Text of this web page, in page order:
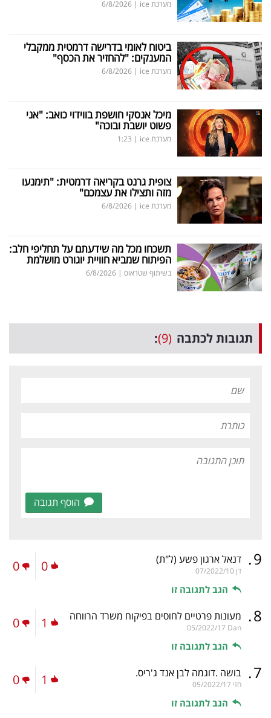
מערכת ice |
6/8/2026
ביטוח לאומי בדרישה דרמטית ממקבלי
המענקים: "להחזיר את הכסף"
מערכת ice |
6/8/2026
מיכל אנסקי חושפת בווידוי כואב: "אני
פשוט יושבת ובוכה"
מערכת ice |
1:23
צופית גרנט בקריאה דרמטית: "תימנעו
מזה ותצילו את עצמכם"
מערכת ice |
6/8/2026
תשכחו מכל מה שידעתם על תחליפי חלב:
הפיתוח שמביא חוויית יוגורט מושלמת
בשיתוף שטראוס |
6/8/2026
תגובות לכתבה (9)
:
הוסף תגובה
9
. דנאל ארגון פשע (ל"ת)
דן 07/2022/10
הגב לתגובה זו
0
0
8
. מעונות פרטיים לחוסים בפיקוח משרד הרווחה
Dan
05/2022/17
הגב לתגובה זו
1
0
7
. בושה .דוגמה לבן אנד ג'ריס.
חזי 05/2022/17
הגב לתגובה זו
1
0